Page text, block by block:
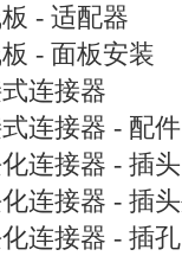
- 适配器
- 面板安装
连接器
连接器 - 配件
连接器 - 插头
连接器 - 插
连接器 - 插孔